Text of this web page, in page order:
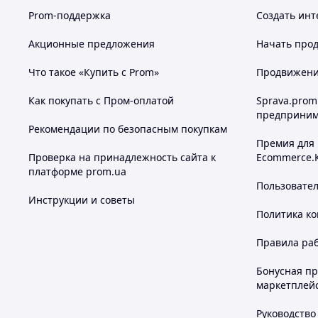
пластичным сливочным маслом или масляным кремом.
Готовый торт с фигурками допускается хранить в
По возможности, сократите это время до минимума.
Prom-поддержка
Акционные предложения
Что такое «Купить с Prom»
Как покупать с Пром-оплатой
Рекомендации по безопасным покупкам
Проверка на принадлежность сайта к
платформе prom.ua
Инструкции и советы
Создать
Начать
Премия для
Политика
Правила
Бонусная